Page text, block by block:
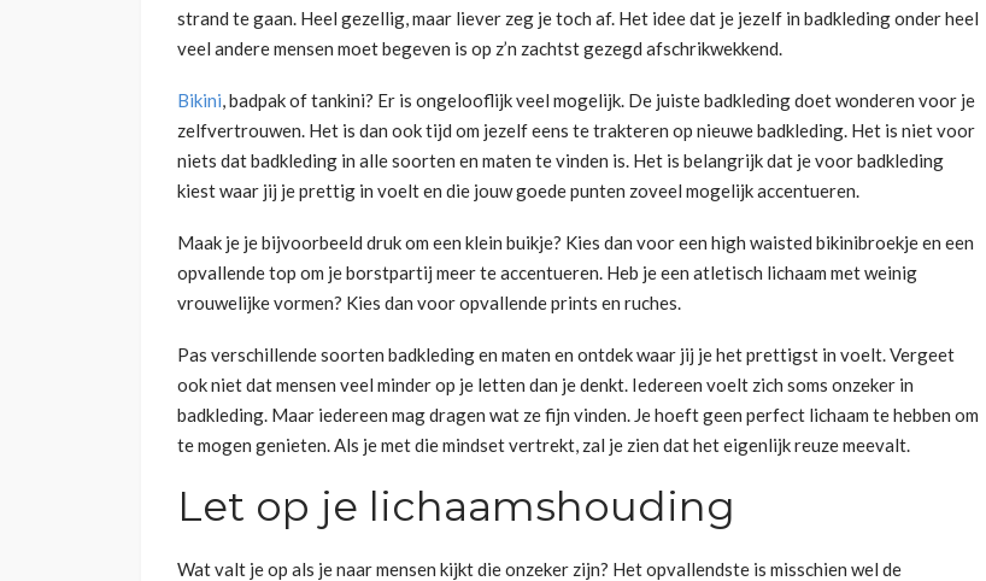
strand te gaan. Heel gezellig, maar liever zeg je toch af. Het idee dat je jezelf in badkleding onder heel
veel andere mensen moet begeven is op z’n zachtst gezegd afschrikwekkend.
Bikini, badpak of tankini? Er is ongelooflijk veel mogelijk. De juiste badkleding doet wonderen voor je
zelfvertrouwen. Het is dan ook tijd om jezelf eens te trakteren op nieuwe badkleding. Het is niet voor
niets dat badkleding in alle soorten en maten te vinden is. Het is belangrijk dat je voor badkleding
kiest waar jij je prettig in voelt en die jouw goede punten zoveel mogelijk accentueren.
Maak je je bijvoorbeeld druk om een klein buikje? Kies dan voor een high waisted bikinibroekje en een
opvallende top om je borstpartij meer te accentueren. Heb je een atletisch lichaam met weinig
vrouwelijke vormen? Kies dan voor opvallende prints en ruches.
Pas verschillende soorten badkleding en maten en ontdek waar jij je het prettigst in voelt. Vergeet
ook niet dat mensen veel minder op je letten dan je denkt. Iedereen voelt zich soms onzeker in
badkleding. Maar iedereen mag dragen wat ze fijn vinden. Je hoeft geen perfect lichaam te hebben om
te mogen genieten. Als je met die mindset vertrekt, zal je zien dat het eigenlijk reuze meevalt.
Let op je lichaamshouding
Wat valt je op als je naar mensen kijkt die onzeker zijn? Het opvallendste is misschien wel de